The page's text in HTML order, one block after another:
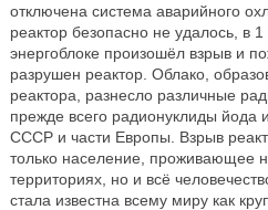
отключена система аварийного
реактор безопасно не удалось, в
энергоблоке произошёл взрыв и
разрушен реактор. Облако,
реактора, разнесло различные
прежде всего радионуклиды йода
СССР и части Европы. Взрыв
только население, проживающее
территориях, но и всё
стала известна всему миру как